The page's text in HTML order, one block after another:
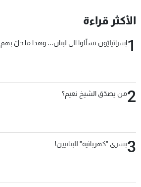
الأكثر قراءة
1إسرائيليّون تسلّلوا الى لبنان... وهذا ما حلّ بهم
2من يصدّق الشيخ نعيم؟
3بشرى "كهربائية" للبنانيين!